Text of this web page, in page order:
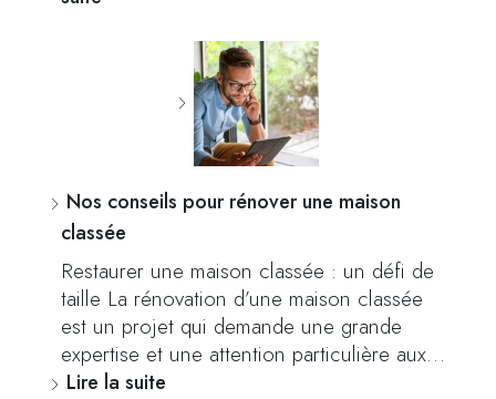
Nos conseils pour rénover une maison
classée
Restaurer une maison classée : un défi de
taille La rénovation d’une maison classée
est un projet qui demande une grande
expertise et une attention particulière aux…
Lire la suite